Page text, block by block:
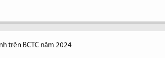
trên BCTC năm 2024